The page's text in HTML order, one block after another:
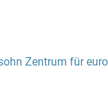
Zentrum für